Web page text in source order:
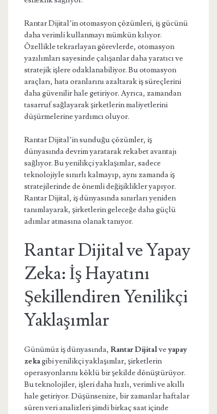
Rantar Dijital’in otomasyon çözümleri, iş gücünü
daha verimli kullanmayı mümkün kılıyor.
Özellikle tekrarlayan görevlerde, otomasyon
yazılımları sayesinde çalışanlar daha yaratıcı ve
stratejik işlere odaklanabiliyor. Bu otomasyon
araçları, hata oranlarını azaltarak iş süreçlerini
daha güvenilir hale getiriyor. Ayrıca, zamandan
tasarruf sağlayarak şirketlerin maliyetlerini
düşürmelerine yardımcı oluyor.
Rantar Dijital’in sunduğu çözümler, iş
dünyasında devrim yaratarak rekabet avantajı
sağlıyor. Bu yenilikçi yaklaşımlar, sadece
teknolojiyle sınırlı kalmayıp, aynı zamanda iş
stratejilerinde de önemli değişiklikler yapıyor.
Rantar Dijital, iş dünyasında sınırları yeniden
tanımlayarak, şirketlerin geleceğe daha güçlü
adımlar atmasına olanak tanıyor.
Rantar Dijital ve Yapay
Zeka: İş Hayatını
Şekillendiren Yenilikçi
Yaklaşımlar
Günümüz iş dünyasında, Rantar Dijitalve yapay
zekagibi yenilikçi yaklaşımlar, şirketlerin
operasyonlarını köklü bir şekilde dönüştürüyor.
Bu teknolojiler, işleri daha hızlı, verimli ve akıllı
hale getiriyor. Düşünsenize, bir zamanlar haftalar
süren veri analizleri şimdi birkaç saat içinde